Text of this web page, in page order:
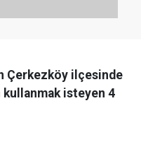
Çerkezköy ilçesinde
isteyen 4